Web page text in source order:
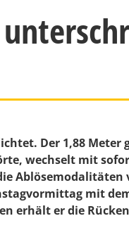
Der 1,88
wechselt mit
mit
erhält er die